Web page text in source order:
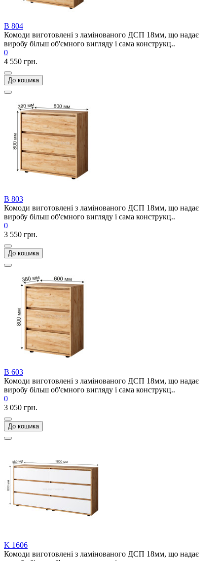
В 804
Комоди виготовлені з ламінованого ДСП 18мм, що надає
виробу більш об'ємного вигляду і сама конструкц..
0
4 550 грн.
До кошика
В 803
Комоди виготовлені з ламінованого ДСП 18мм, що надає
виробу більш об'ємного вигляду і сама конструкц..
0
3 550 грн.
До кошика
В 603
Комоди виготовлені з ламінованого ДСП 18мм, що надає
виробу більш об'ємного вигляду і сама конструкц..
0
3 050 грн.
До кошика
K 1606
Комоди виготовлені з ламінованого ДСП 18мм, що надає